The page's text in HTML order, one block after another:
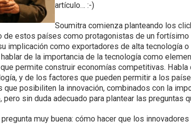
artículo… :-)
Soumitra comienza planteando los
de estos países como protagonistas de un
implicación como exportadores de alta tecnología
de la importancia de la tecnología como
permite construir economías competitivas.
y de los factores que pueden permitir a los
posibiliten la innovación, combinados con la
pero sin duda adecuado para plantear las preguntas
muy buena: cómo hacer que los